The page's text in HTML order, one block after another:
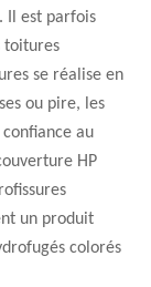
Il est parfois
toitures
se réalise en
ou pire, les
au
HP
un produit
colorés